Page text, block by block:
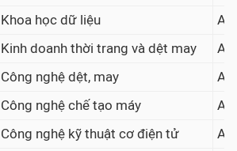
Khoa học dữ liệu
Kinh doanh thời trang và dệt may
Công nghệ dệt, may
Công nghệ chế tạo máy
Công nghệ kỹ thuật cơ điện tử